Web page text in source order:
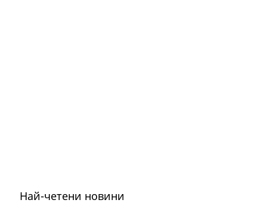
Най-четени новини